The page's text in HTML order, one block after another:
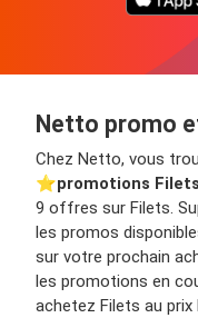
Netto promo
Chez Netto, vous
⭐️promotions Filets
9 offres sur Filets.
les promos
sur votre prochain
les promotions en
achetez Filets au prix